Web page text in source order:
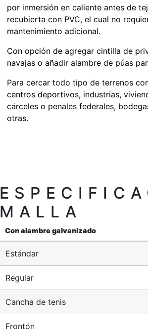
por inmersión en caliente antes de
recubierta con PVC, el cual no
mantenimiento adicional.
Con opción de agregar cintilla de
navajas o añadir alambre de púas
Para cercar todo tipo de terrenos
centros deportivos, industrias,
cárceles o penales federales,
otras.
MALLA
Con alambre galvanizado
Estándar
Regular
Cancha de tenis
Frontón